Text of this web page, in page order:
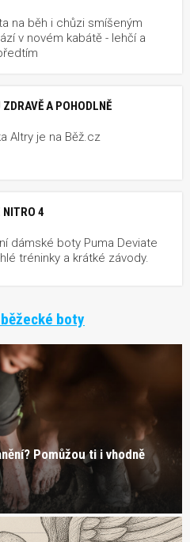
na běh i chůzi smíšeným
v novém kabátě - lehčí a
A POHODLNĚ
Altry je na Běž.cz
NITRO 4
dámské boty Puma Deviate
tréninky a krátké závody.
boty
Pomůžou ti i vhodně